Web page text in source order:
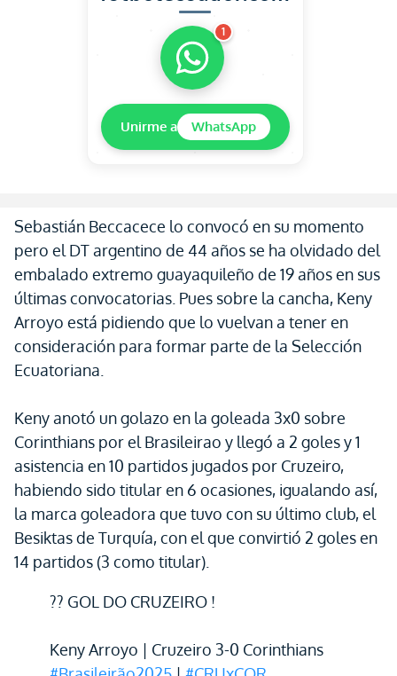
1
Unirme a WhatsApp
Sebastián Beccacece lo convocó en su momento
pero el DT argentino de 44 años se ha olvidado del
embalado extremo guayaquileño de 19 años en sus
últimas convocatorias. Pues sobre la cancha, Keny
Arroyo está pidiendo que lo vuelvan a tener en
consideración para formar parte de la Selección
Ecuatoriana.
Keny anotó un golazo en la goleada 3x0 sobre
Corinthians por el Brasileirao y llegó a 2 goles y 1
asistencia en 10 partidos jugados por Cruzeiro,
habiendo sido titular en 6 ocasiones, igualando así,
la marca goleadora que tuvo con su último club, el
Besiktas de Turquía, con el que convirtió 2 goles en
14 partidos (3 como titular).
?? GOL DO CRUZEIRO !
Keny Arroyo | Cruzeiro 3-0 Corinthians